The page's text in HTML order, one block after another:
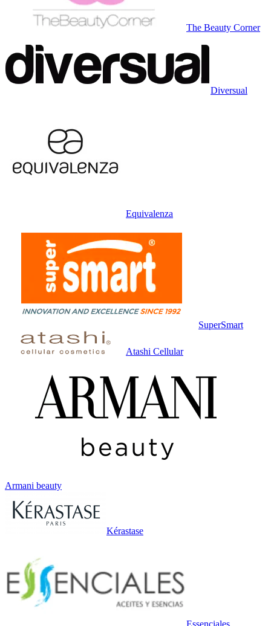
The Beauty Corner
Diversual
Equivalenza
SuperSmart
Atashi Cellular
Armani beauty
Kérastase